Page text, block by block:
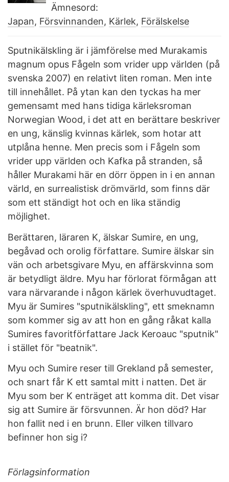
Ämnesord:
Japan, Försvinnanden, Kärlek, Förälskelse
Sputnikälskling är i jämförelse med Murakamis
magnum opus Fågeln som vrider upp världen (på
svenska 2007) en relativt liten roman. Men inte
till innehållet. På ytan kan den tyckas ha mer
gemensamt med hans tidiga kärleksroman
Norwegian Wood, i det att en berättare beskriver
en ung, känslig kvinnas kärlek, som hotar att
utplåna henne. Men precis som i Fågeln som
vrider upp världen och Kafka på stranden, så
håller Murakami här en dörr öppen in i en annan
värld, en surrealistisk drömvärld, som finns där
som ett ständigt hot och en lika ständig
möjlighet.
Berättaren, läraren K, älskar Sumire, en ung,
begåvad och orolig författare. Sumire älskar sin
vän och arbetsgivare Myu, en affärskvinna som
är betydligt äldre. Myu har förlorat förmågan att
vara närvarande i någon kärlek överhuvudtaget.
Myu är Sumires "sputnikälskling", ett smeknamn
som kommer sig av att hon en gång råkat kalla
Sumires favoritförfattare Jack Keroauc "sputnik"
i stället för "beatnik".
Myu och Sumire reser till Grekland på semester,
och snart får K ett samtal mitt i natten. Det är
Myu som ber K enträget att komma dit. Det visar
sig att Sumire är försvunnen. Är hon död? Har
hon fallit ned i en brunn. Eller vilken tillvaro
befinner hon sig i?
Förlagsinformation